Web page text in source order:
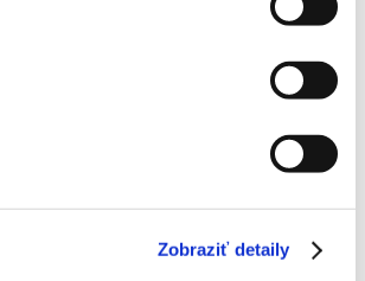
Zobraziť detaily